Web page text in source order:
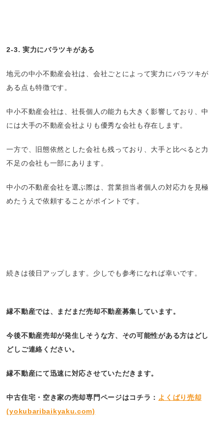
2-3. 実力にバラツキがある
地元の中小不動産会社は、会社ごとによって実力にバラツキが
ある点も特徴です。
中小不動産会社は、社長個人の能力も大きく影響しており、中
には大手の不動産会社よりも優秀な会社も存在します。
一方で、旧態依然とした会社も残っており、大手と比べると力
不足の会社も一部にあります。
中小の不動産会社を選ぶ際は、営業担当者個人の対応力を見極
めたうえで依頼することがポイントです。
続きは後日アップします。少しでも参考になれば幸いです。
縁不動産では、まだまだ売却不動産募集しています。
今後不動産売却が発生しそうな方、その可能性がある方はどし
どしご連絡ください。
縁不動産にて迅速に対応させていただきます。
中古住宅・空き家の売却専門ページはコチラ： よくばり売却
(yokubaribaikyaku.com)